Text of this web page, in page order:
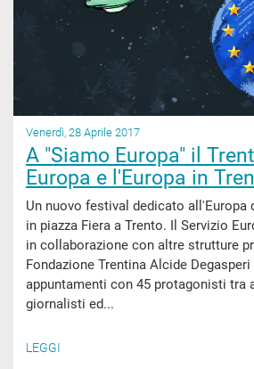
Venerdì, 28 Aprile 2017
A "Siamo Europa" il
Europa e l'Europa in
Un nuovo festival dedicato all'Europa
in piazza Fiera a Trento. Il Servizio
in collaborazione con altre strutture
Fondazione Trentina Alcide
appuntamenti con 45 protagonisti tra
giornalisti ed...
LEGGI